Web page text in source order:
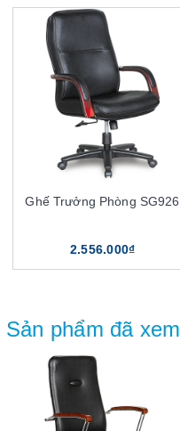
Ghế Trưởng Phòng SG926
2.556.000₫
Sản phẩm đã xem